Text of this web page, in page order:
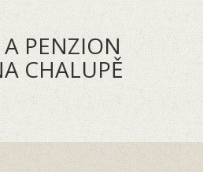
A PENZION
CHALUPĚ